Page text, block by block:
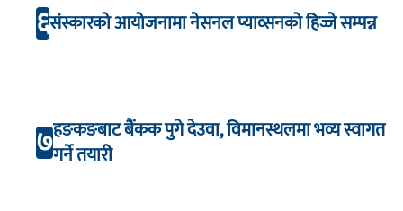
६संस्कारको आयोजनामा नेसनल प्याव्सनको हिज्जे सम्पन्न
७हङकङबाट बैंकक पुगे देउवा, विमानस्थलमा भव्य स्वागत
गर्ने तयारी